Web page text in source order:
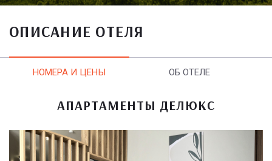
ОПИСАНИЕ ОТЕЛЯ
НОМЕРА И ЦЕНЫ ОБ ОТЕЛЕ
АПАРТАМЕНТЫ ДЕЛЮКС